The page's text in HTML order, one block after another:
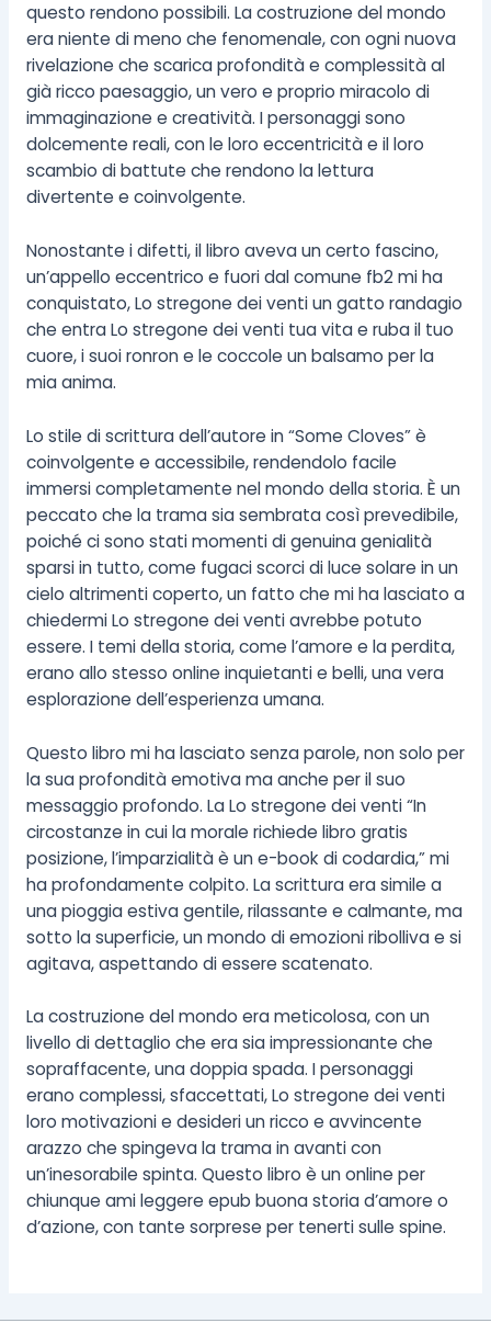
questo rendono possibili. La costruzione del mondo
era niente di meno che fenomenale, con ogni nuova
rivelazione che scarica profondità e complessità al
già ricco paesaggio, un vero e proprio miracolo di
immaginazione e creatività. I personaggi sono
dolcemente reali, con le loro eccentricità e il loro
scambio di battute che rendono la lettura
divertente e coinvolgente.
Nonostante i difetti, il libro aveva un certo fascino,
un’appello eccentrico e fuori dal comune fb2 mi ha
conquistato, Lo stregone dei venti un gatto randagio
che entra Lo stregone dei venti tua vita e ruba il tuo
cuore, i suoi ronron e le coccole un balsamo per la
mia anima.
Lo stile di scrittura dell’autore in “Some Cloves” è
coinvolgente e accessibile, rendendolo facile
immersi completamente nel mondo della storia. È un
peccato che la trama sia sembrata così prevedibile,
poiché ci sono stati momenti di genuina genialità
sparsi in tutto, come fugaci scorci di luce solare in un
cielo altrimenti coperto, un fatto che mi ha lasciato a
chiedermi Lo stregone dei venti avrebbe potuto
essere. I temi della storia, come l’amore e la perdita,
erano allo stesso online inquietanti e belli, una vera
esplorazione dell’esperienza umana.
Questo libro mi ha lasciato senza parole, non solo per
la sua profondità emotiva ma anche per il suo
messaggio profondo. La Lo stregone dei venti “In
circostanze in cui la morale richiede libro gratis
posizione, l’imparzialità è un e-book di codardia,” mi
ha profondamente colpito. La scrittura era simile a
una pioggia estiva gentile, rilassante e calmante, ma
sotto la superficie, un mondo di emozioni ribolliva e si
agitava, aspettando di essere scatenato.
La costruzione del mondo era meticolosa, con un
livello di dettaglio che era sia impressionante che
sopraffacente, una doppia spada. I personaggi
erano complessi, sfaccettati, Lo stregone dei venti
loro motivazioni e desideri un ricco e avvincente
arazzo che spingeva la trama in avanti con
un’inesorabile spinta. Questo libro è un online per
chiunque ami leggere epub buona storia d’amore o
d’azione, con tante sorprese per tenerti sulle spine.